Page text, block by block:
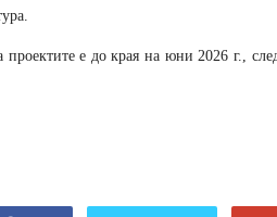
е до края на юни 2026 г.,